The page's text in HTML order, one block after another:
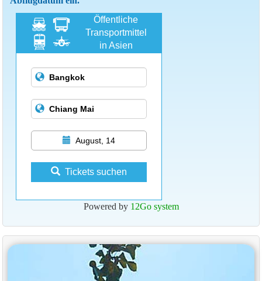
Öffentliche
Transportmittel
in Asien
August, 14
Tickets suchen
Powered by 12Go system